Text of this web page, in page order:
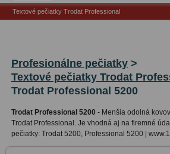
Textové pečiatky Trodat Professional
Profesionálne pečiatky >
Textové pečiatky Trodat
Trodat Professional 5200
Trodat Professional 5200 - Menšia odolná
Trodat Professional. Je vhodná aj na firemné
pečiatky: Trodat 5200, Professional 5200 |